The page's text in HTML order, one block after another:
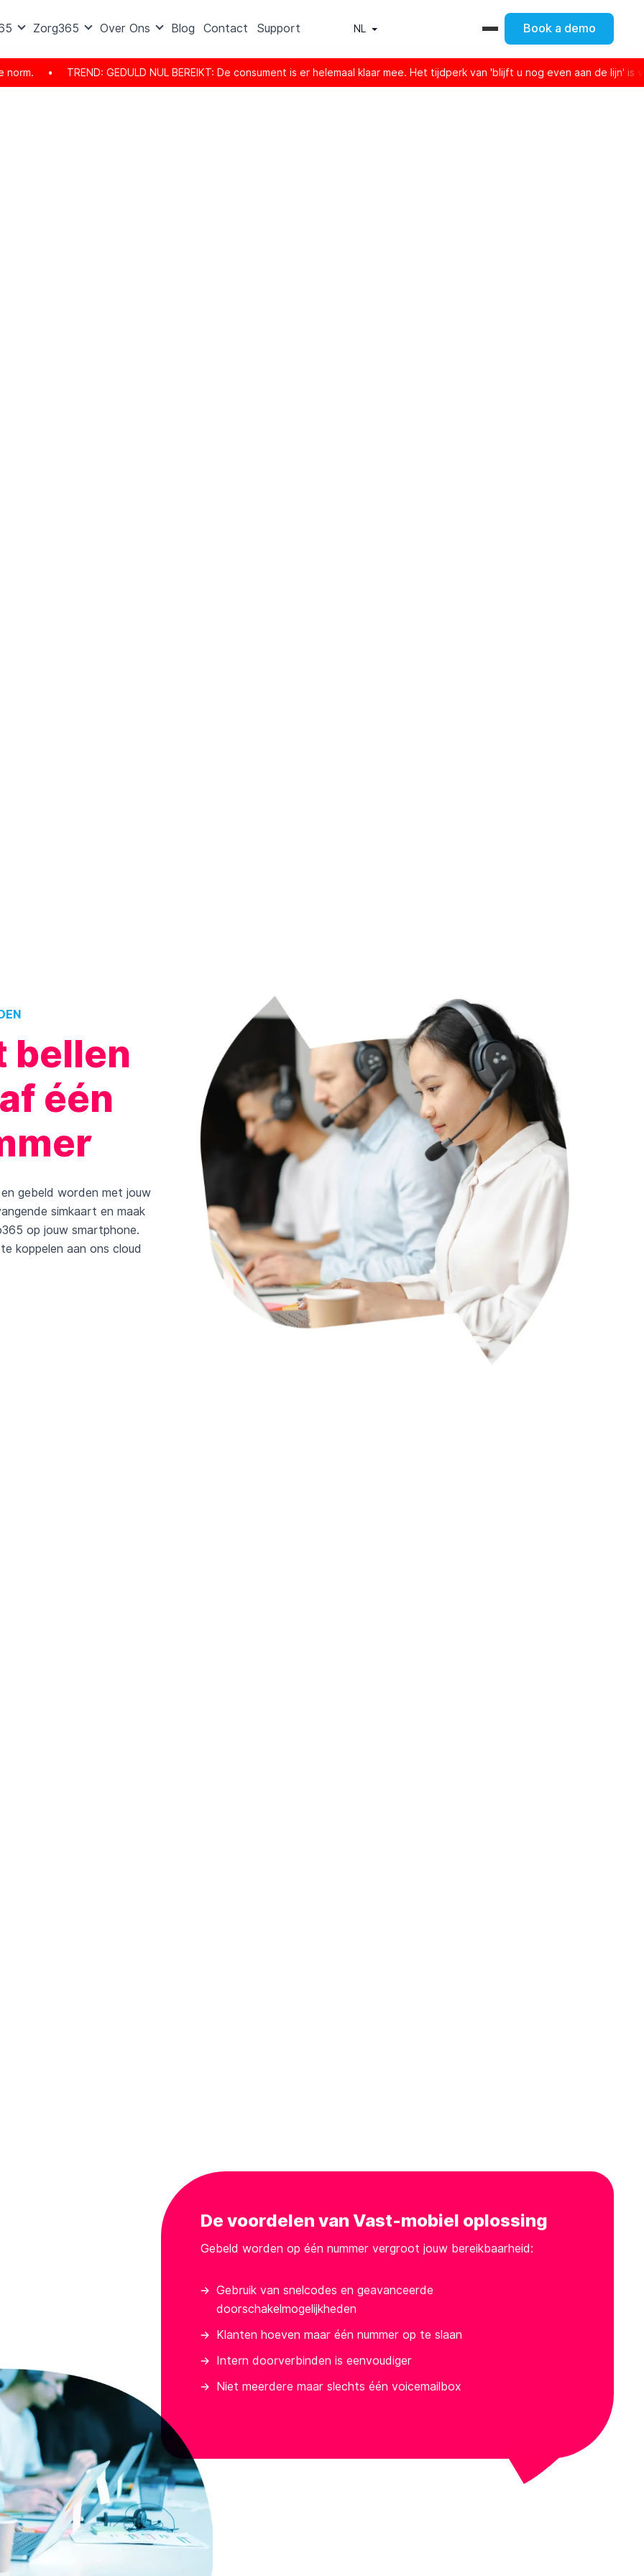
Zorg365 Over Ons Blog Contact Support NL Book a demo
• TREND: GEDULD NUL BEREIKT: De consument is er helemaal klaar mee. Het tijdperk van 'blijft u nog even aan de lijn' is
bellen
één
gebeld worden met jouw
simkaart en maak
op jouw smartphone.
koppelen aan ons cloud
De voordelen van Vast-mobiel oplossing
Gebeld worden op één nummer vergroot jouw bereikbaarheid:
Gebruik van snelcodes en geavanceerde
doorschakelmogelijkheden
Klanten hoeven maar één nummer op te slaan
Intern doorverbinden is eenvoudiger
Niet meerdere maar slechts één voicemailbox